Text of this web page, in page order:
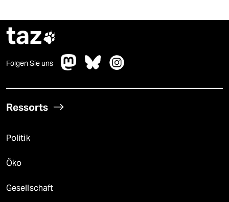
taz
Folgen Sie uns
Ressorts
Politik
Öko
Gesellschaft